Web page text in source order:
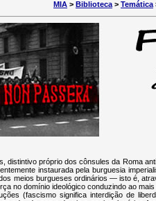
MIA > Biblioteca > Temática
distintivo próprio dos cônsules da Roma
instaurada pela burguesia
meios burgueses ordinários — isto é,
no domínio ideológico conduzindo ao
(fascismo significa interdição de